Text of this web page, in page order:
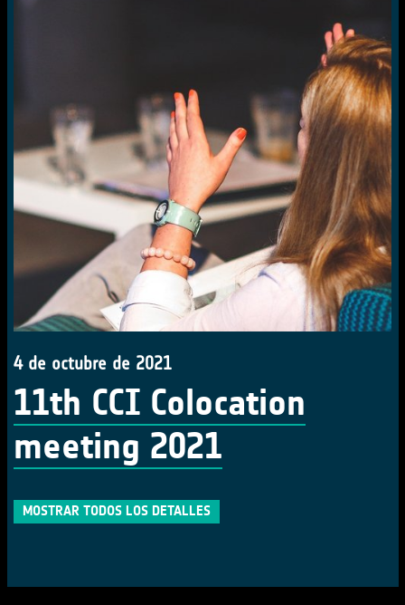
4 de octubre de 2021
11th CCI Colocation
meeting 2021
MOSTRAR TODOS LOS DETALLES